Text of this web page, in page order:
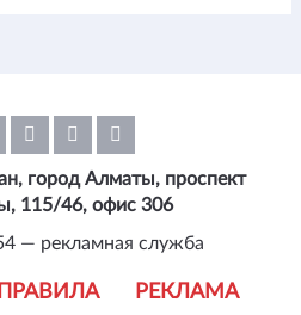
ПРАВИЛА РЕКЛАМА
город Алматы, проспект
115/46, офис 306
— рекламная служба